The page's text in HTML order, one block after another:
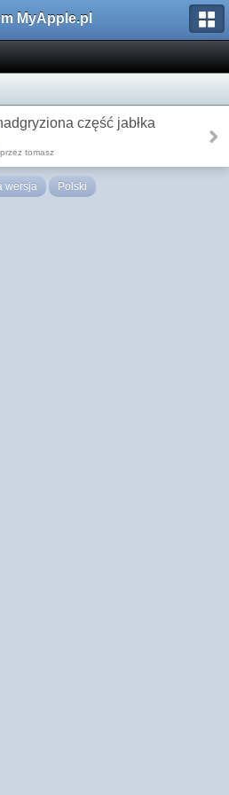
MyApple.pl
część jabłka
przez tomasz
wersja Polski